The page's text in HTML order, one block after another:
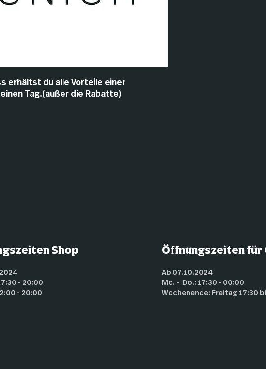
erhältst du alle Vorteile einer
Tag.(außer die Rabatte)
Shop
- 20:00
- 20:00
Öffnungszeiten
Ab 07.10.2024
Mo. - Do.: 17:30 - 00:00
Wochenende: Freitag 17:30